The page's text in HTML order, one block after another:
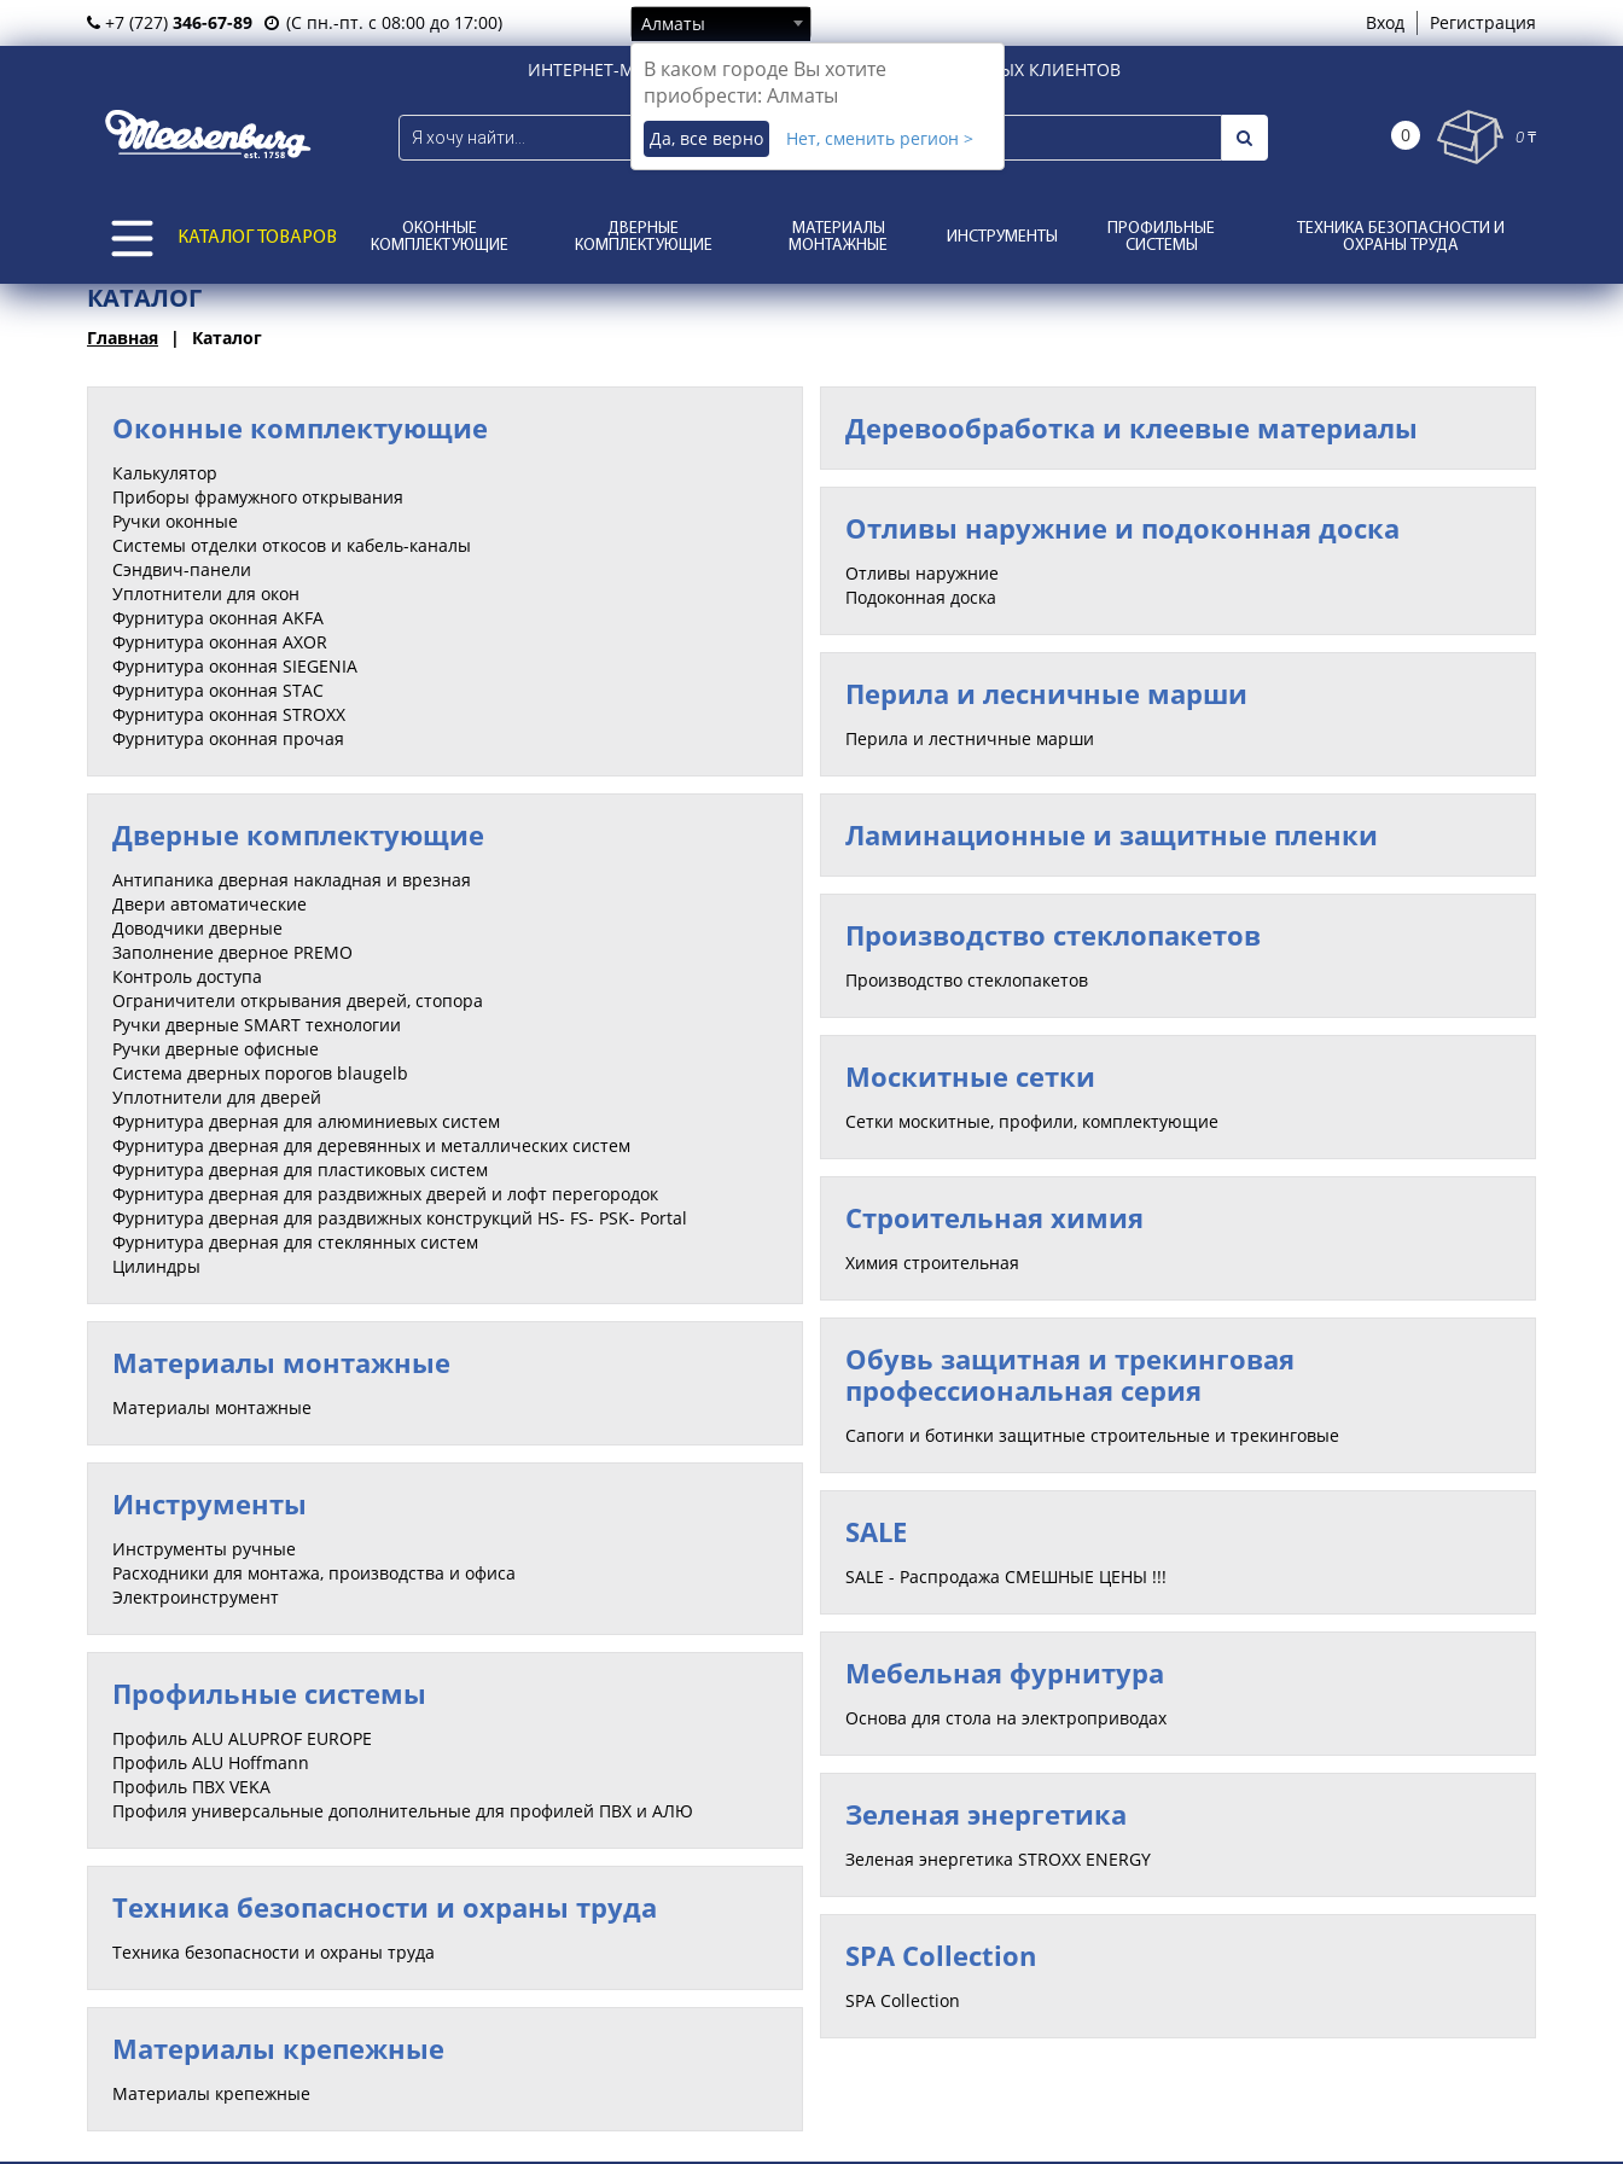
+7 (727) 346-67-89 (С пн.-пт. с 08:00 до 17:00) Алматы
В каком городе Вы хотите
приобрести: Алматы
Да, все верно Нет, сменить регион >
Вход Регистрация
ИНТЕРНЕТ-МАГАЗИН ДЛЯ РОЗНИЧНЫХ И КОРПОРАТИВНЫХ КЛИЕНТОВ
0 0 ₸
КАТАЛОГ ТОВАРОВ
ОКОННЫЕ
КОМПЛЕКТУЮЩИЕ
ДВЕРНЫЕ
КОМПЛЕКТУЮЩИЕ
МАТЕРИАЛЫ
МОНТАЖНЫЕ
ИНСТРУМЕНТЫ
ПРОФИЛЬНЫЕ
СИСТЕМЫ
ТЕХНИКА БЕЗОПАСНОСТИ И
ОХРАНЫ ТРУДА
КАТАЛОГ
Главная Каталог
Оконные комплектующие
Калькулятор
Приборы фрамужного открывания
Ручки оконные
Системы отделки откосов и кабель-каналы
Сэндвич-панели
Уплотнители для окон
Фурнитура оконная AKFA
Фурнитура оконная AXOR
Фурнитура оконная SIEGENIA
Фурнитура оконная STAC
Фурнитура оконная STROXX
Фурнитура оконная прочая
Дверные комплектующие
Антипаника дверная накладная и врезная
Двери автоматические
Доводчики дверные
Заполнение дверное PREMO
Контроль доступа
Ограничители открывания дверей, стопора
Ручки дверные SMART технологии
Ручки дверные офисные
Система дверных порогов blaugelb
Уплотнители для дверей
Фурнитура дверная для алюминиевых систем
Фурнитура дверная для деревянных и металлических систем
Фурнитура дверная для пластиковых систем
Фурнитура дверная для раздвижных дверей и лофт перегородок
Фурнитура дверная для раздвижных конструкций HS- FS- PSK- Portal
Фурнитура дверная для стеклянных систем
Цилиндры
Материалы монтажные
Материалы монтажные
Инструменты
Инструменты ручные
Расходники для монтажа, производства и офиса
Электроинструмент
Профильные системы
Профиль ALU ALUPROF EUROPE
Профиль ALU Hoffmann
Профиль ПВХ VEKA
Профиля универсальные дополнительные для профилей ПВХ и АЛЮ
Техника безопасности и охраны труда
Техника безопасности и охраны труда
Материалы крепежные
Материалы крепежные
Деревообработка и клеевые материалы
Отливы наружние и подоконная доска
Отливы наружние
Подоконная доска
Перила и лесничные марши
Перила и лестничные марши
Ламинационные и защитные пленки
Производство стеклопакетов
Производство стеклопакетов
Москитные сетки
Сетки москитные, профили, комплектующие
Строительная химия
Химия строительная
Обувь защитная и трекинговая
профессиональная серия
Сапоги и ботинки защитные строительные и трекинговые
SALE
SALE - Распродажа СМЕШНЫЕ ЦЕНЫ !!!
Мебельная фурнитура
Основа для стола на электроприводах
Зеленая энергетика
Зеленая энергетика STROXX ENERGY
SPA Collection
SPA Collection